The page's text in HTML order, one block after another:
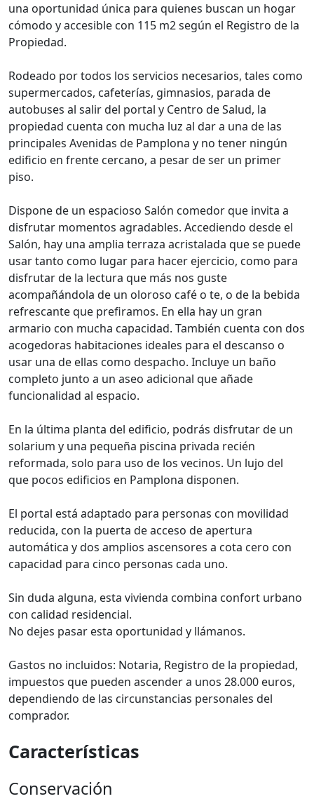
una oportunidad única para quienes buscan un hogar
cómodo y accesible con 115 m2 según el Registro de la
Propiedad.
Rodeado por todos los servicios necesarios, tales como
supermercados, cafeterías, gimnasios, parada de
autobuses al salir del portal y Centro de Salud, la
propiedad cuenta con mucha luz al dar a una de las
principales Avenidas de Pamplona y no tener ningún
edificio en frente cercano, a pesar de ser un primer
piso.
Dispone de un espacioso Salón comedor que invita a
disfrutar momentos agradables. Accediendo desde el
Salón, hay una amplia terraza acristalada que se puede
usar tanto como lugar para hacer ejercicio, como para
disfrutar de la lectura que más nos guste
acompañándola de un oloroso café o te, o de la bebida
refrescante que prefiramos. En ella hay un gran
armario con mucha capacidad. También cuenta con dos
acogedoras habitaciones ideales para el descanso o
usar una de ellas como despacho. Incluye un baño
completo junto a un aseo adicional que añade
funcionalidad al espacio.
En la última planta del edificio, podrás disfrutar de un
solarium y una pequeña piscina privada recién
reformada, solo para uso de los vecinos. Un lujo del
que pocos edificios en Pamplona disponen.
El portal está adaptado para personas con movilidad
reducida, con la puerta de acceso de apertura
automática y dos amplios ascensores a cota cero con
capacidad para cinco personas cada uno.
Sin duda alguna, esta vivienda combina confort urbano
con calidad residencial.
No dejes pasar esta oportunidad y llámanos.
Gastos no incluidos: Notaria, Registro de la propiedad,
impuestos que pueden ascender a unos 28.000 euros,
dependiendo de las circunstancias personales del
comprador.
Características
Conservación